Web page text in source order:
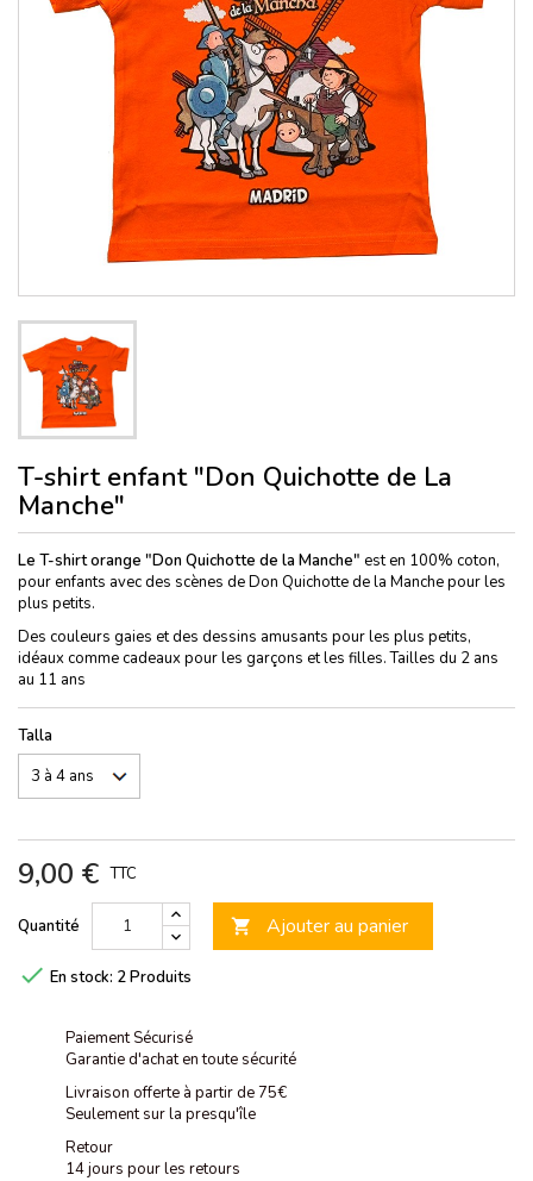
T-shirt enfant "Don Quichotte de La
Manche"
Le T-shirt orange "Don Quichotte de la Manche" est en 100% coton,
pour enfants avec des scènes de Don Quichotte de la Manche pour les
plus petits.
Des couleurs gaies et des dessins amusants pour les plus petits,
idéaux comme cadeaux pour les garçons et les filles. Tailles du 2 ans
au 11 ans
Talla
9,00 € TTC
Quantité  Ajouter au panier
 En stock: 2 Produits
Paiement Sécurisé
Garantie d'achat en toute sécurité
Livraison offerte à partir de 75€
Seulement sur la presqu'île
Retour
14 jours pour les retours